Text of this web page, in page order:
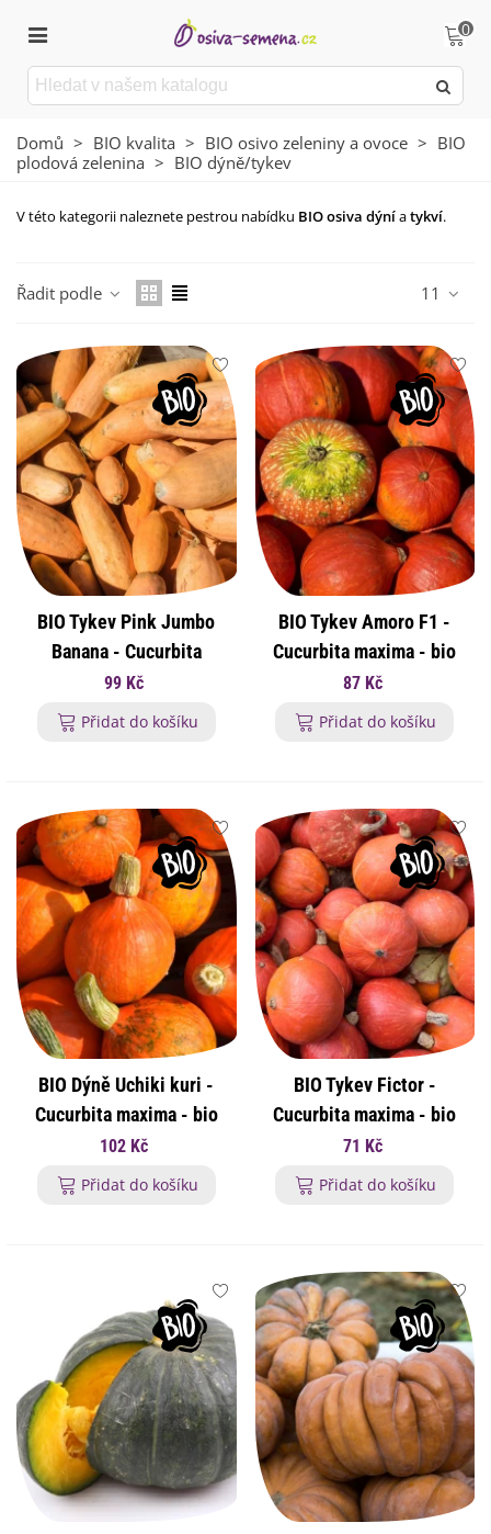
0
Domů > BIO kvalita > BIO osivo zeleniny a ovoce > BIO
plodová zelenina > BIO dýně/tykev
V této kategorii naleznete pestrou nabídku BIO osiva dýníatykví.
Řadit podle 11
BIO Tykev Pink Jumbo
Banana - Cucurbita
maxima - bio osivo tykve
- 5 ks
99 Kč
Přidat do košíku
BIO Tykev Amoro F1 -
Cucurbita maxima - bio
osivo tykve - 5 ks
87 Kč
Přidat do košíku
BIO Dýně Uchiki kuri -
Cucurbita maxima - bio
osivo dýně - 5 ks
102 Kč
Přidat do košíku
BIO Tykev Fictor -
Cucurbita maxima - bio
osivo tykve - 8 ks
71 Kč
Přidat do košíku